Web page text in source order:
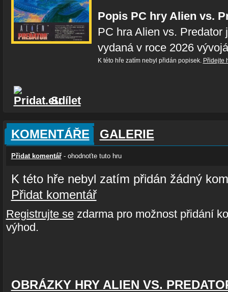
Popis PC hry Alien vs.
PC hra Alien vs. Predator
vydaná v roce 2026
K této hře zatím nebyl přidán popisek. Přidejte
Sdílet
KOMENTÁŘE GALERIE
Přidat komentář- ohodnoťte tuto hru
K této hře nebyl zatím přidán žádný
Přidat komentář
Registrujte sezdarma pro možnost přidání
výhod.
OBRÁZKY HRY ALIEN VS.